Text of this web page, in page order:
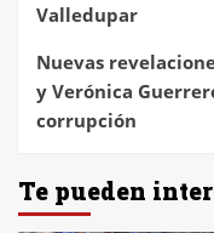
Valledupar
Nuevas
y Verónica
corrupción
Te pueden